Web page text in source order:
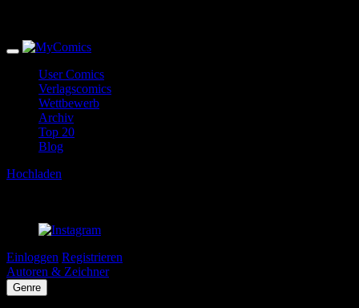
User Comics
Verlagscomics
Wettbewerb
Archiv
Top 20
Blog
Hochladen
Einloggen Registrieren
Autoren & Zeichner
Genre